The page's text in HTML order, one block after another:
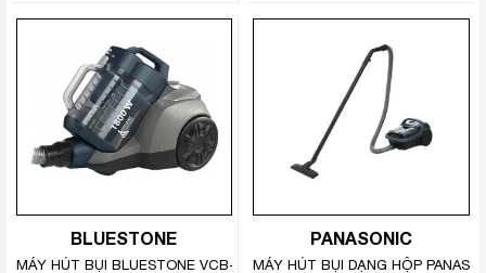
Hộp chứa bụi có dung tích 1.6 lít, chứa được
lượng lớn bụi không mất nhiều thời gian đổ bụi
nhiều lần, dễ làm sạch
BLUESTONE
MÁY HÚT BỤI BLUESTONE VCB-8068
PANASONIC
MÁY HÚT BỤI DẠNG HỘP